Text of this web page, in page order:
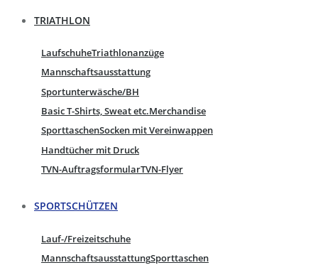
TRIATHLON
LaufschuheTriathlonanzüge
Mannschaftsausstattung
Sportunterwäsche/BH
Basic T-Shirts, Sweat etc.Merchandise
SporttaschenSocken mit Vereinwappen
Handtücher mit Druck
TVN-AuftragsformularTVN-Flyer
SPORTSCHÜTZEN
Lauf-/Freizeitschuhe
MannschaftsausstattungSporttaschen